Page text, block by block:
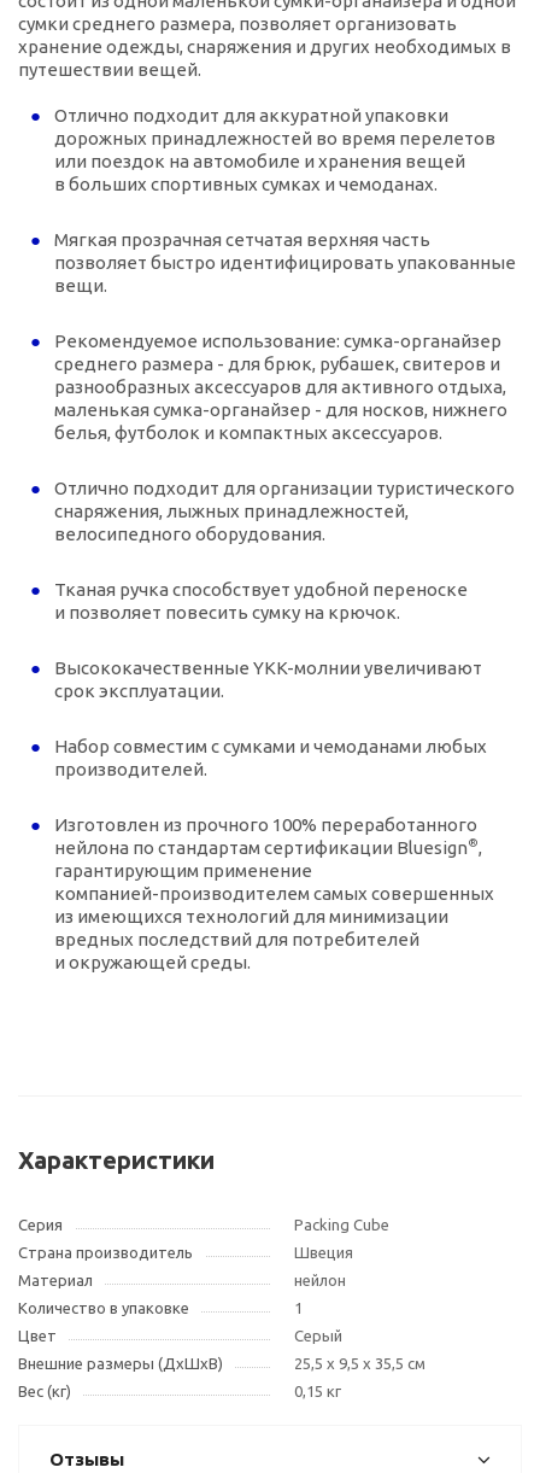
сумки среднего размера, позволяет организовать
хранение одежды, снаряжения и других необходимых в
путешествии вещей.
Отлично подходит для аккуратной упаковки
дорожных принадлежностей во время перелетов
или поездок на автомобиле и хранения вещей
в больших спортивных сумках и чемоданах.
Мягкая прозрачная сетчатая верхняя часть
позволяет быстро идентифицировать упакованные
вещи.
Рекомендуемое использование: сумка-органайзер
среднего размера - для брюк, рубашек, свитеров и
разнообразных аксессуаров для активного отдыха,
маленькая сумка-органайзер - для носков, нижнего
белья, футболок и компактных аксессуаров.
Отлично подходит для организации туристического
снаряжения, лыжных принадлежностей,
велосипедного оборудования.
Тканая ручка способствует удобной переноске
и позволяет повесить сумку на крючок.
Высококачественные YKK-молнии увеличивают
срок эксплуатации.
Набор совместим с сумками и чемоданами любых
производителей.
Изготовлен из прочного 100% переработанного
нейлона по стандартам сертификации Bluesign®,
гарантирующим применение
компанией-производителем самых совершенных
из имеющихся технологий для минимизации
вредных последствий для потребителей
и окружающей среды.
Характеристики
Серия
Packing Cube
Страна производитель
Швеция
Материал
нейлон
Количество в упаковке
1
Цвет
Cерый
Внешние размеры (ДxШxВ)
25,5 х 9,5 х 35,5 см
Вес (кг)
0,15 кг
Отзывы